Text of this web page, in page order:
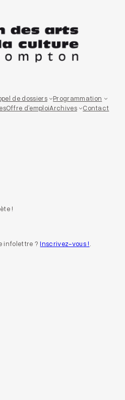
de dossiers
Programmation
Offre d’emploiArchives Contact
!
infolettre ?Inscrivez-vous !.